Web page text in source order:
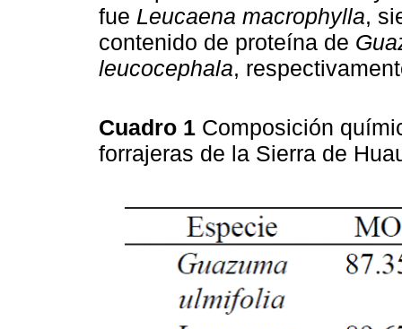
fue Leucaena macrophylla,
contenido de proteína de
leucocephala,
Cuadro 1 Composición
forrajeras de la Sierra de